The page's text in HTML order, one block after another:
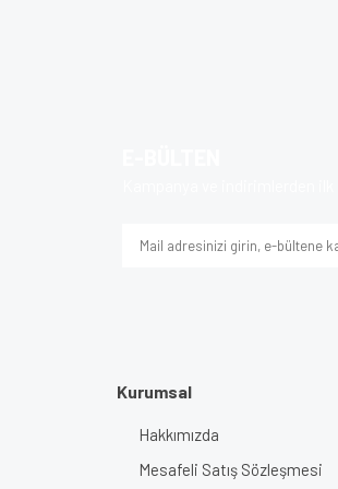
Bu ürüne benzer farklı
Kurumsal
Hakkımızda
Mesafeli Satış Sözleşmesi